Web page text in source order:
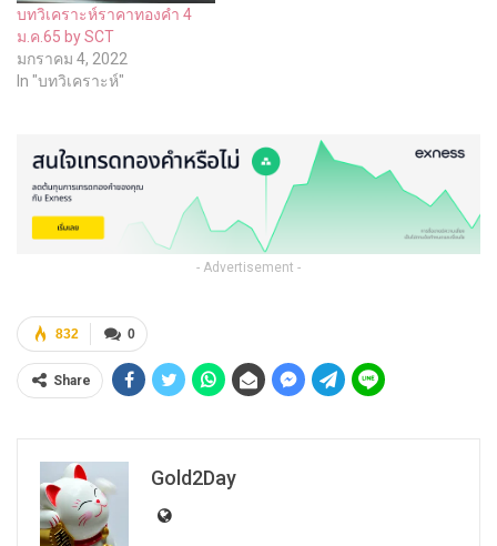
บทวิเคราะห์ราคาทองคำ 4
ม.ค.65 by SCT
มกราคม 4, 2022
In "บทวิเคราะห์"
- Advertisement -
0
832
Share
Gold2Day